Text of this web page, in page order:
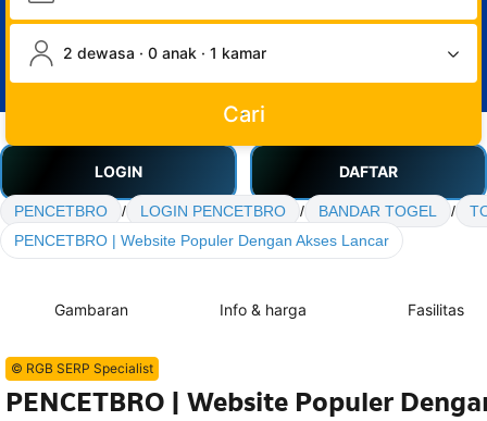
2 dewasa · 0 anak · 1 kamar
Cari
LOGIN DAFTAR
PENCETBRO / LOGIN PENCETBRO / BANDAR TOGEL /
PENCETBRO | Website Populer Dengan Akses Lancar
Gambaran Info & harga Fasilitas
© RGB SERP Specialist
PENCETBRO | Website Populer